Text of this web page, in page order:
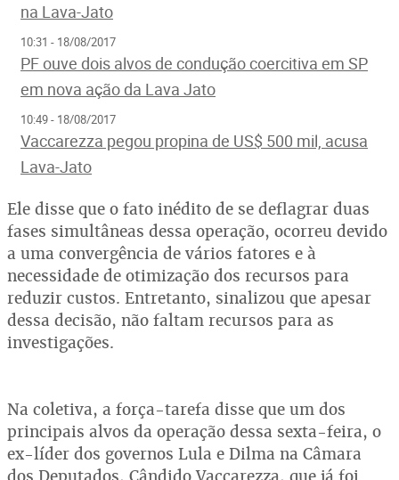
na Lava-Jato
10:31 - 18/08/2017
PF ouve dois alvos de condução coercitiva em SP
em nova ação da Lava Jato
10:49 - 18/08/2017
Vaccarezza pegou propina de US$ 500 mil, acusa
Lava-Jato
Ele disse que o fato inédito de se deflagrar duas
fases simultâneas dessa operação, ocorreu devido
a uma convergência de vários fatores e à
necessidade de otimização dos recursos para
reduzir custos. Entretanto, sinalizou que apesar
dessa decisão, não faltam recursos para as
investigações.
Na coletiva, a força-tarefa disse que um dos
principais alvos da operação dessa sexta-feira, o
ex-líder dos governos Lula e Dilma na Câmara